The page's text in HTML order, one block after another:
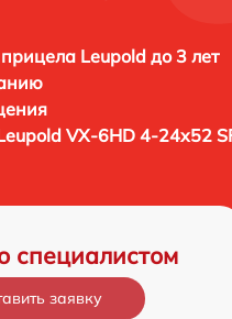
Leupold до 3 лет
VX-6HD 4-24x52
специалистом
заявку